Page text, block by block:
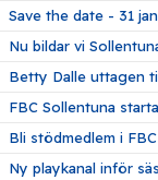
Save the date - 31
Nu bildar vi
Betty Dalle uttagen
FBC Sollentuna
Bli stödmedlem i
Ny playkanal inför